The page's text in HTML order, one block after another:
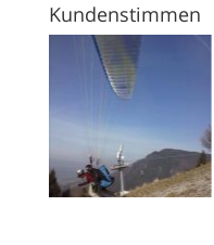
Kundenstimmen